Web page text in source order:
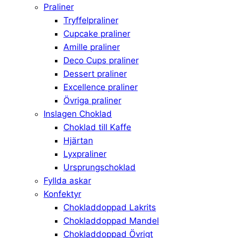
Praliner
Tryffelpraliner
Cupcake praliner
Amille praliner
Deco Cups praliner
Dessert praliner
Excellence praliner
Övriga praliner
Inslagen Choklad
Choklad till Kaffe
Hjärtan
Lyxpraliner
Ursprungschoklad
Fyllda askar
Konfektyr
Chokladdoppad Lakrits
Chokladdoppad Mandel
Chokladdoppad Övrigt